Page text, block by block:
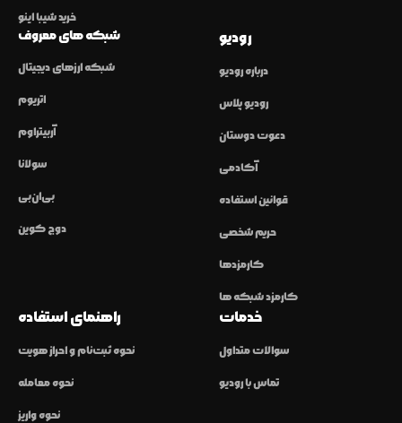
خرید شیبا اینو
شبکه های معروف
شبکه ارزهای دیجیتال
اتریوم
آربیتراوم
سولانا
بی‌ان‌بی
دوج کوین
رودیو
درباره رودیو
رودیو پلاس
دعوت دوستان
آکادمی
قوانین استفاده
حریم شخصی
کارمزدها
کارمزد شبکه ها
راهنمای استفاده
نحوه ثبت‌نام و احراز هویت
نحوه معامله
نحوه واریز
خدمات
سوالات متداول
تماس با رودیو